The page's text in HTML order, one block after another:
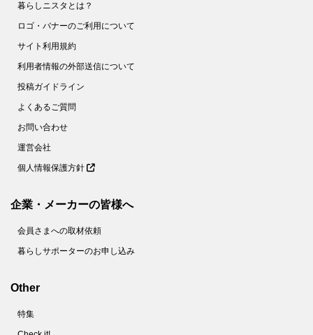
暮らしニスタとは？
ロゴ・バナーのご利用について
サイト利用規約
利用者情報の外部送信について
投稿ガイドライン
よくあるご質問
お問い合わせ
運営会社
個人情報保護方針
企業・メーカーの皆様へ
会員さまへの取材依頼
暮らしサポーターのお申し込み
Other
特集